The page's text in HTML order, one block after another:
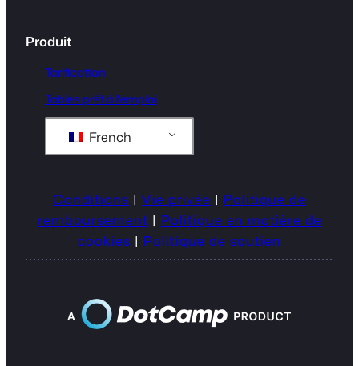
Produit
Tarification
Tables prêt à l'emploi
French
Conditions | Vie privée | Politique de
remboursement | Politique en matière de
cookies | Politique de soutien